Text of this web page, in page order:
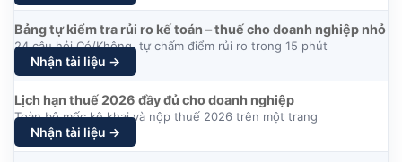
Bảng tự kiểm tra rủi ro kế toán – thuế cho doanh nghiệp nhỏ
24 câu hỏi Có/Không, tự chấm điểm rủi ro trong 15 phút
Nhận tài liệu →
Lịch hạn thuế 2026 đầy đủ cho doanh nghiệp
Toàn bộ mốc kê khai và nộp thuế 2026 trên một trang
Nhận tài liệu →